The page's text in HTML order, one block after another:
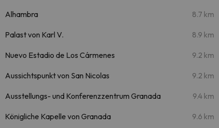
Alhambra 8.7 km
Palast von Karl V. 8.9 km
Nuevo Estadio de Los Cármenes 9.2 km
Aussichtspunkt von San Nicolas 9.2 km
Ausstellungs- und Konferenzzentrum Granada 9.4 km
Königliche Kapelle von Granada 9.6 km